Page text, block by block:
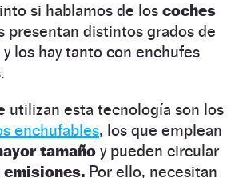
si hablamos de los coches
presentan distintos grados de
los hay tanto con enchufes
utilizan esta tecnología son los
enchufables, los que emplean
tamaño y pueden circular
emisiones. Por ello, necesitan